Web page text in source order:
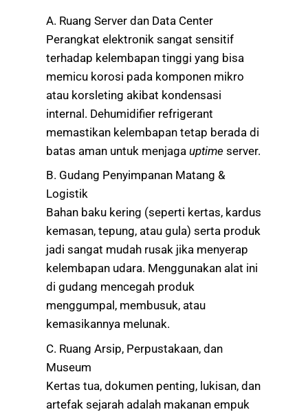
A. Ruang Server dan Data Center
Perangkat elektronik sangat sensitif
terhadap kelembapan tinggi yang bisa
memicu korosi pada komponen mikro
atau korsleting akibat kondensasi
internal. Dehumidifier refrigerant
memastikan kelembapan tetap berada di
batas aman untuk menjaga uptime server.
B. Gudang Penyimpanan Matang &
Logistik
Bahan baku kering (seperti kertas, kardus
kemasan, tepung, atau gula) serta produk
jadi sangat mudah rusak jika menyerap
kelembapan udara. Menggunakan alat ini
di gudang mencegah produk
menggumpal, membusuk, atau
kemasikannya melunak.
C. Ruang Arsip, Perpustakaan, dan
Museum
Kertas tua, dokumen penting, lukisan, dan
artefak sejarah adalah makanan empuk